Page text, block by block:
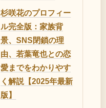
杉咲花のプロフィー
ル完全版：家族背
景、SNS閉鎖の理
由、若葉竜也との恋
愛までをわかりやす
く解説【2025年最新
版】